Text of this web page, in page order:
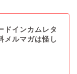
ドインカムレタ
メルマガは怪し